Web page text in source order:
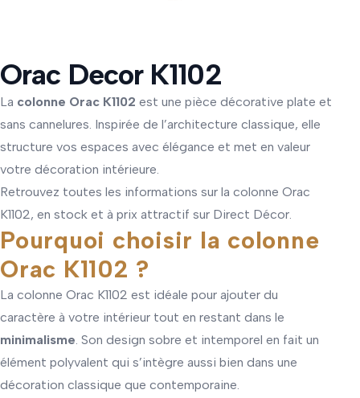
Orac Decor K1102
La colonne Orac K1102 est une pièce décorative plate et
sans cannelures. Inspirée de l’architecture classique, elle
structure vos espaces avec élégance et met en valeur
votre décoration intérieure.
Retrouvez toutes les informations sur la colonne Orac
K1102, en stock et à prix attractif sur Direct Décor.
Pourquoi choisir la colonne
Orac K1102 ?
La colonne Orac K1102 est idéale pour ajouter du
caractère à votre intérieur tout en restant dans le
minimalisme . Son design sobre et intemporel en fait un
élément polyvalent qui s’intègre aussi bien dans une
décoration classique que contemporaine.